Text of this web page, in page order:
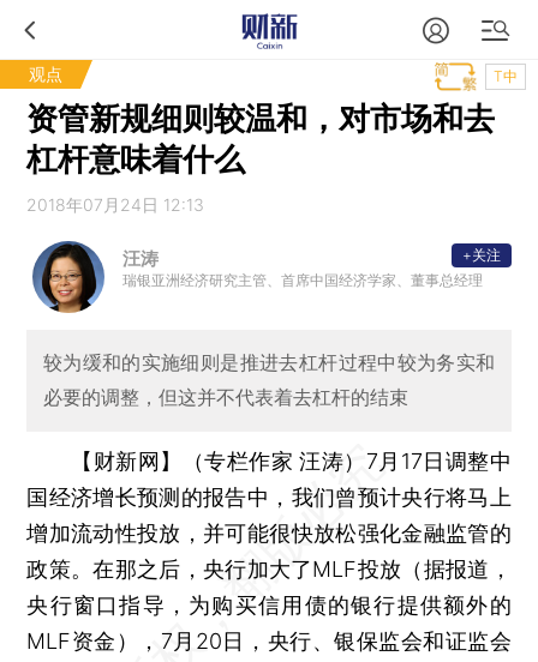
观点 T中
资管新规细则较温和，对市场和去
杠杆意味着什么
2018年07月24日 12:13
汪涛
瑞银亚洲经济研究主管、首席中国经济学家、董事总经理
+关注
较为缓和的实施细则是推进去杠杆过程中较为务实和
必要的调整，但这并不代表着去杠杆的结束
【财新网】（专栏作家 汪涛） 7月17日调整中
国经济增长预测的报告中，我们曾预计央行将马上
增加流动性投放，并可能很快放松强化金融监管的
政策。在那之后，央行加大了MLF投放（据报道，
央行窗口指导，为购买信用债的银行提供额外的
MLF资金），7月20日，央行、银保监会和证监会